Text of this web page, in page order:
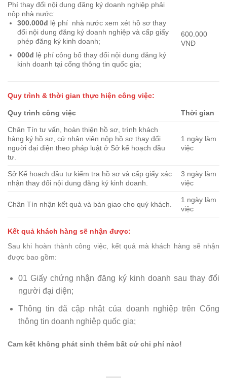
Phí thay đổi nội dung đăng ký doanh nghiệp phải
nộp nhà nước:
300.000đlệ phí nhà nước xem xét hồ sơ thay
đổi nội dung đăng ký doanh nghiệp và cấp giấy
phép đăng ký kinh doanh;
000đ lệ phí công bố thay đổi nội dung đăng ký
kinh doanh tại cổng thông tin quốc gia;
600.000
VNĐ
Quy trình & thời gian thực hiện công việc:
Quy trình công việc Thời gian
Chân Tín tư vấn, hoàn thiện hồ sơ, trình khách
hàng ký hồ sơ, cử nhân viên nộp hồ sơ thay đổi
người đại diện theo pháp luật ở Sở kế hoạch đầu
tư.
1 ngày làm
việc
Sở Kế hoạch đầu tư kiểm tra hồ sơ và cấp giấy xác
nhận thay đổi nội dung đăng ký kinh doanh.
3 ngày làm
việc
Chân Tín nhận kết quả và bàn giao cho quý khách.
1 ngày làm
việc
Kết quả khách hàng sẽ nhận được:
Sau khi hoàn thành công việc, kết quả mà khách hàng sẽ nhận
được bao gồm:
01 Giấy chứng nhận đăng ký kinh doanh sau thay đổi
người đại diện;
Thông tin đã cập nhật của doanh nghiệp trên Cổng
thông tin doanh nghiệp quốc gia;
Cam kết không phát sinh thêm bất cứ chi phí nào!